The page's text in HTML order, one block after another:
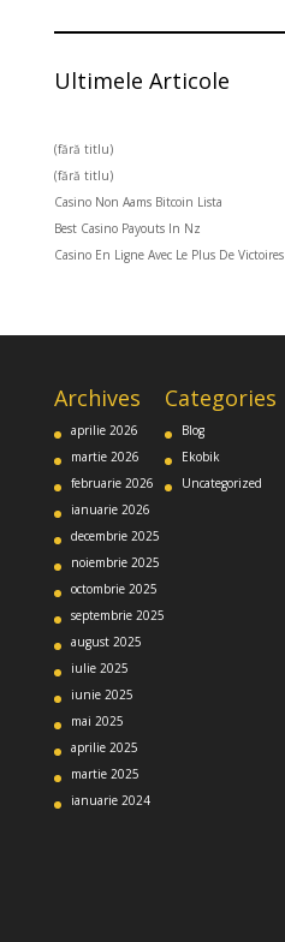
Ultimele Articole
(fără titlu)
(fără titlu)
Casino Non Aams Bitcoin Lista
Best Casino Payouts In Nz
Casino En Ligne Avec Le Plus De Victoires
Archives
aprilie 2026
martie 2026
februarie 2026
ianuarie 2026
decembrie 2025
noiembrie 2025
octombrie 2025
septembrie 2025
august 2025
iulie 2025
iunie 2025
mai 2025
aprilie 2025
martie 2025
ianuarie 2024
Categories
Blog
Ekobik
Uncategorized